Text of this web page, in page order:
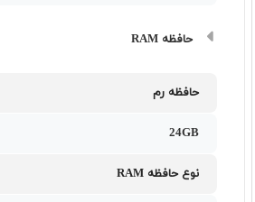
حافظه RAM
حافظه رم
24GB
نوع حافظه RAM